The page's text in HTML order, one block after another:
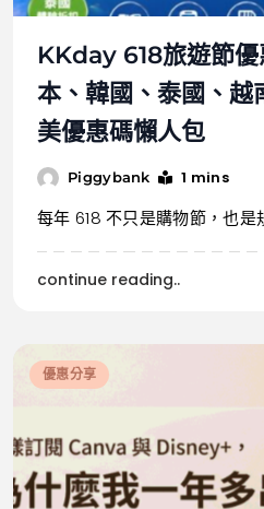
KKday 618旅遊節優
本、韓國、泰國、越
美優惠碼懶人包
Piggybank 1 mins
每年 618 不只是購物節，也是
continue reading..
優惠分享